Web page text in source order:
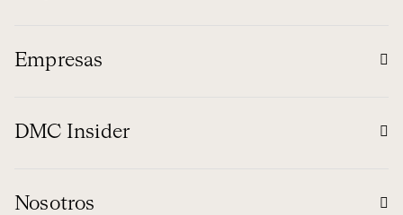
Empresas
DMC Insider
Nosotros